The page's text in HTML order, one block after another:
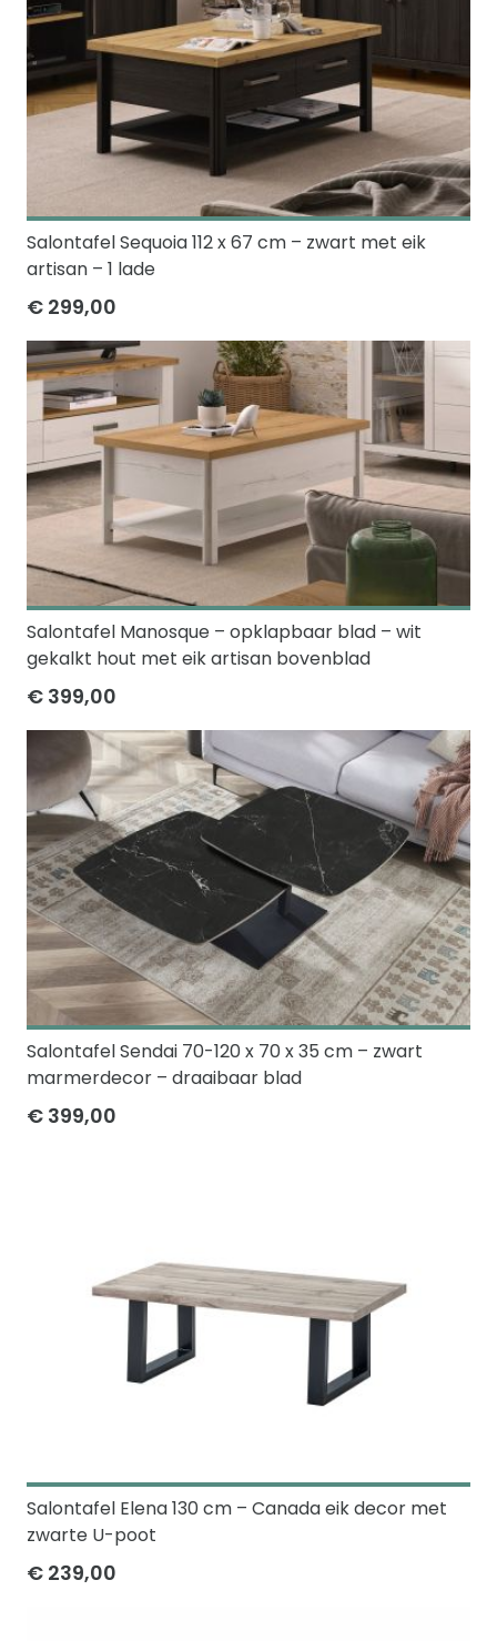
Salontafel Sequoia 112 x 67 cm – zwart met eik
artisan – 1 lade
€ 299,00
Salontafel Manosque – opklapbaar blad – wit
gekalkt hout met eik artisan bovenblad
€ 399,00
Salontafel Sendai 70-120 x 70 x 35 cm – zwart
marmerdecor – draaibaar blad
€ 399,00
Salontafel Elena 130 cm – Canada eik decor met
zwarte U-poot
€ 239,00